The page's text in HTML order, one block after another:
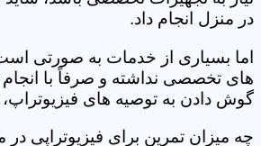
در منزل انجام داد.
اما بسیاری از خدمات به صورتی است
های تخصصی نداشته و صرفاً با
گوش دادن به توصیه های
چه میزان تمرین برای فیزیوتراپی